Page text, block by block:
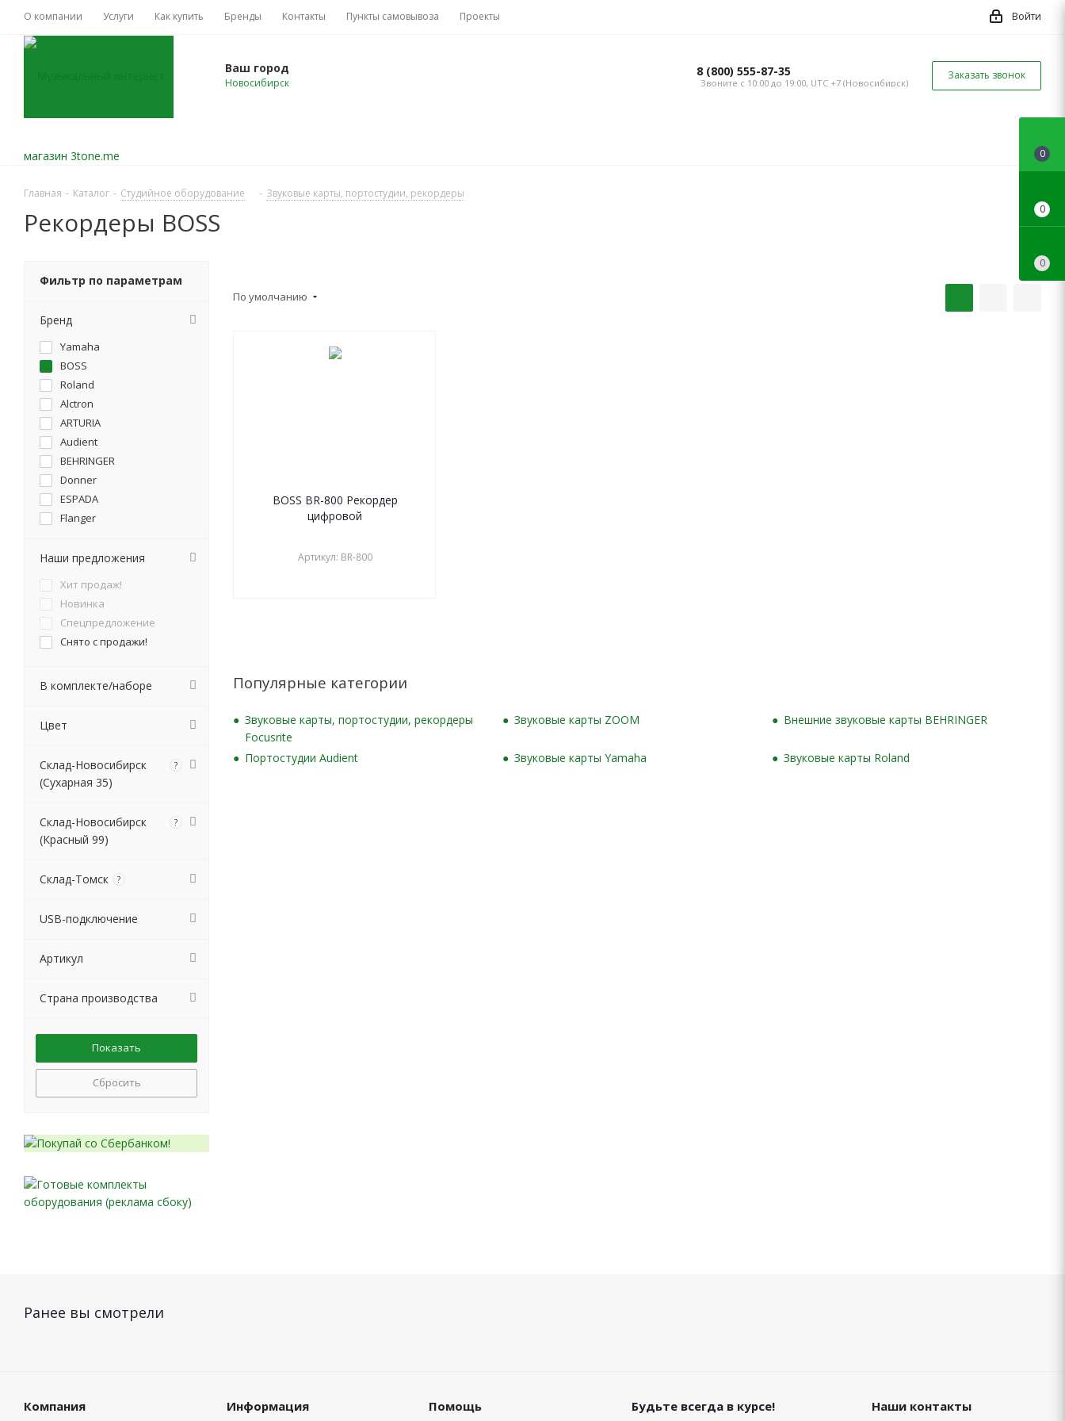
О компании Услуги Как купить Бренды Контакты Пункты самовывоза Проекты Войти
Ваш город
Новосибирск
8 (800) 555-87-35
Звоните с 10:00 до 19:00, UTC +7 (Новосибирск)
Заказать звонок
Главная - Каталог - Студийное оборудование - Звуковые карты, портостудии, рекордеры
Рекордеры BOSS
По умолчанию
BOSS BR-800 Рекордер
цифровой
Артикул: BR-800
Популярные категории
Звуковые карты, портостудии, рекордеры
Focusrite
Звуковые карты ZOOM Внешние звуковые карты BEHRINGER
Портостудии Audient Звуковые карты Yamaha Звуковые карты Roland
Фильтр по параметрам
Бренд
Yamaha
BOSS
Roland
Alctron
ARTURIA
Audient
BEHRINGER
Donner
ESPADA
Flanger
Focusrite
M-AUDIO
MOTU
NUX
PRESONUS
Prodipe
TASCAM
Wrugste
Наши предложения
Хит продаж!
Новинка
Спецпредложение
Снято с продажи!
В комплекте/наборе
Цвет
Склад-Новосибирск
(Сухарная 35)
?
Склад-Новосибирск
(Красный 99)
?
Склад-Томск ?
USB-подключение
Артикул
Страна производства
Сбросить
Ранее вы смотрели
Компания Информация Помощь Будьте всегда в курсе! Наши контакты
0
0
0